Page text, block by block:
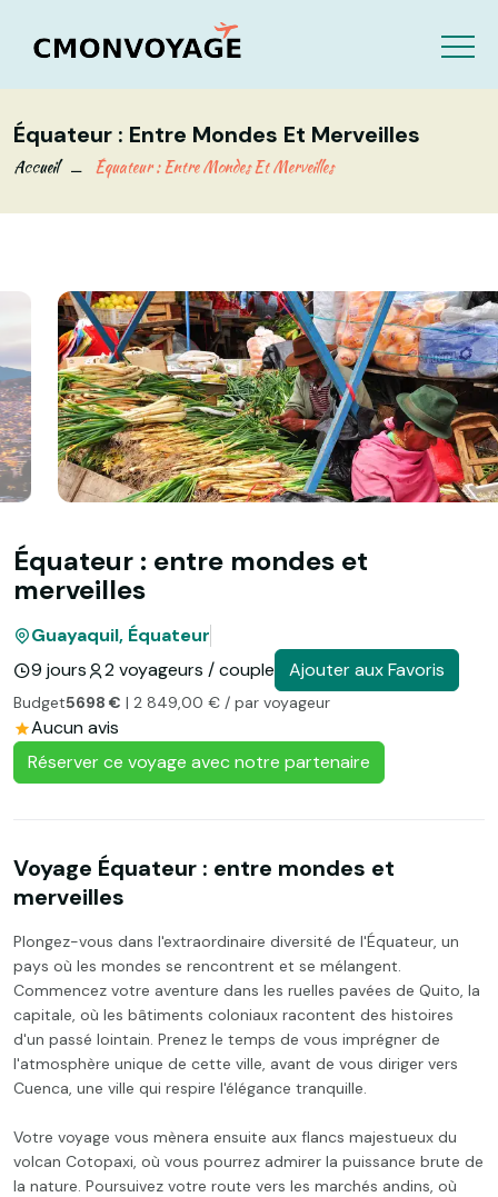
Équateur : Entre Mondes Et Merveilles
Accueil Équateur : Entre Mondes Et Merveilles
Équateur : entre mondes et
merveilles
Guayaquil, Équateur
9 jours
2 voyageurs / couple Ajouter aux Favoris
Budget5698 € | 2 849,00 € / par voyageur
Aucun avis
Réserver ce voyage avec notre partenaire
Voyage Équateur : entre mondes et
merveilles
Plongez-vous dans l'extraordinaire diversité de l'Équateur, un
pays où les mondes se rencontrent et se mélangent.
Commencez votre aventure dans les ruelles pavées de Quito, la
capitale, où les bâtiments coloniaux racontent des histoires
d'un passé lointain. Prenez le temps de vous imprégner de
l'atmosphère unique de cette ville, avant de vous diriger vers
Cuenca, une ville qui respire l'élégance tranquille.
Votre voyage vous mènera ensuite aux flancs majestueux du
volcan Cotopaxi, où vous pourrez admirer la puissance brute de
la nature. Poursuivez votre route vers les marchés andins, où